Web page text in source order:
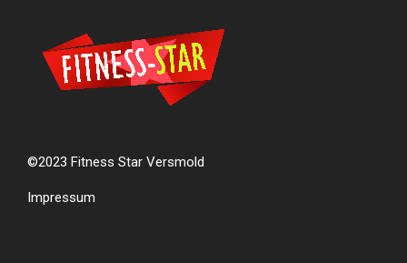
©2023 Fitness Star Versmold
Impressum